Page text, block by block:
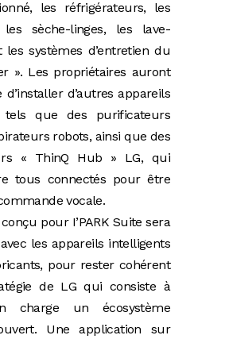
les réfrigérateurs, les
les sèche-linges, les lave-
les systèmes d’entretien du
». Les propriétaires auront
d’installer d’autres appareils
tels que des purificateurs
robots, ainsi que des
« ThinQ Hub » LG, qui
tous connectés pour être
vocale.
pour I’PARK Suite sera
les appareils intelligents
pour rester cohérent
de LG qui consiste à
charge un écosystème
Une application sur